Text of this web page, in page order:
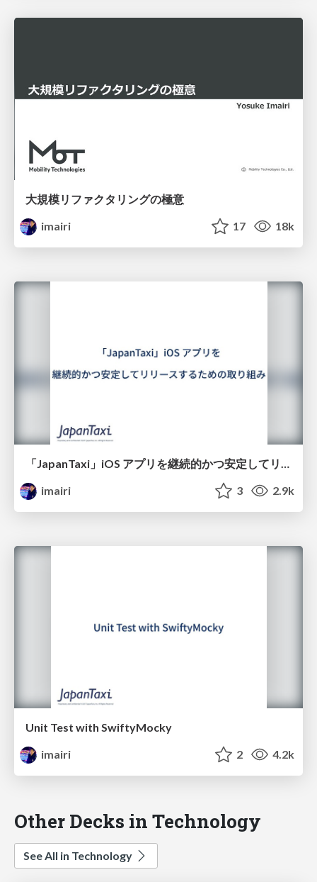
大規模リファクタリングの極意
imairi
17 18k
imairi
3 2.9k
Unit Test with SwiftyMocky
imairi
2 4.2k
Other Decks in Technology
See All in Technology